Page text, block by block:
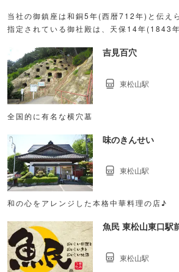
当社の御鎮座は和銅5年(西暦712年)と伝え
指定されている御社殿は、天保14年(1843
にかけて少年野球からプロ野球選手まで野
を目指す方の参拝も増えている。
吉見百穴
全国的に有名な横穴墓
東松山駅
味のきんせい
和の心をアレンジした本格中華料理の店♪
東松山駅
魚民 東松山東口駅
東松山駅